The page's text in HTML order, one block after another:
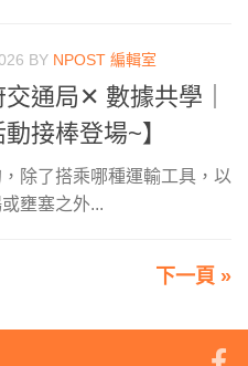
BY NPOST 編輯室
交通局✕ 數據共學｜
接棒登場~】
除了搭乘哪種運輸工具，以
壅塞之外...
下一頁 »